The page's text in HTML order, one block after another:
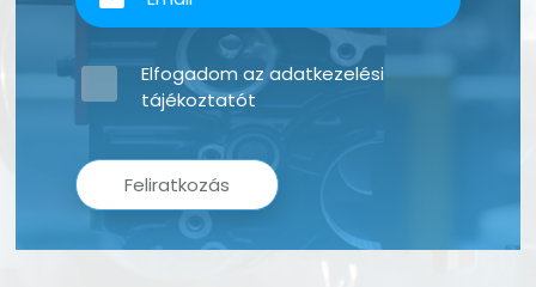
Feliratkozás
Elfogadom azadatkezelési
tájékoztatót